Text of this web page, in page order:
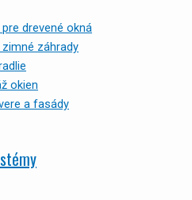
drevené okná
záhrady
okien
a fasády